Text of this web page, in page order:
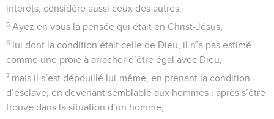
intérêts, considère aussi ceux des autres.
5 Ayez en vous la pensée qui était en Christ-Jésus,
6 lui dont la condition était celle de Dieu, il n’a pas estimé
comme une proie à arracher d’être égal avec Dieu,
7 mais il s’est dépouillé lui-même, en prenant la condition
d’esclave, en devenant semblable aux hommes ; après s’être
trouvé dans la situation d’un homme,